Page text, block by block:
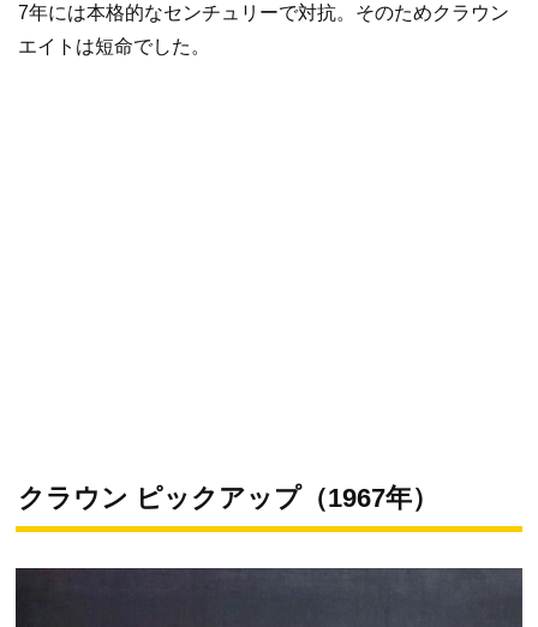
7年には本格的なセンチュリーで対抗。そのためクラウン
エイトは短命でした。
クラウン ピックアップ（1967年）